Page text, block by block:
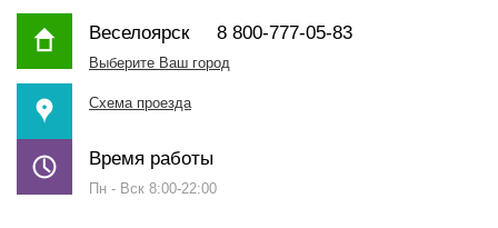
Веселоярск8 800-777-05-83
Выберите Ваш город
Схема проезда
Время работы
Пн - Вск 8:00-22:00